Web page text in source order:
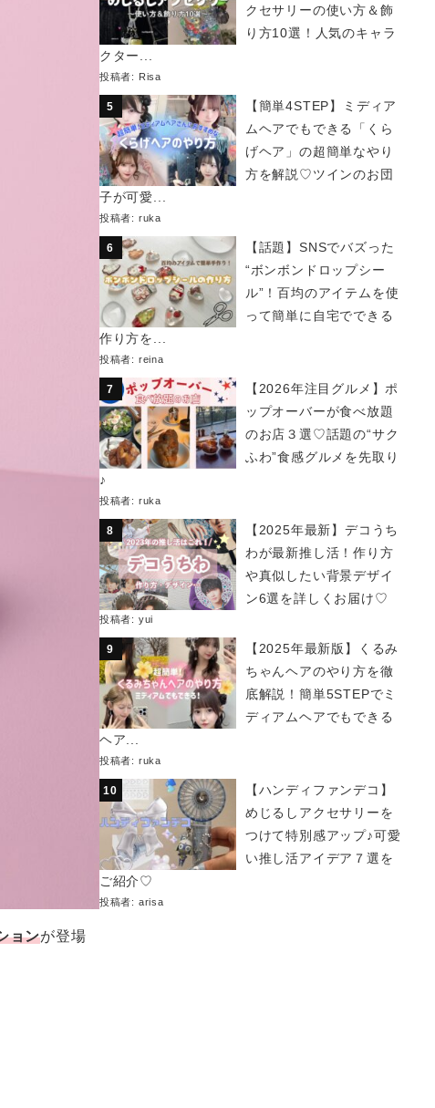
ョンが登場
クセサリーの使い方＆飾
り方10選！人気のキャラ
クター...
投稿者: Risa
【簡単4STEP】ミディア
ムヘアでもできる「くら
げヘア」の超簡単なやり
方を解説♡ツインのお団
子が可愛...
投稿者: ruka
【話題】SNSでバズった
“ボンボンドロップシー
ル”！百均のアイテムを使
って簡単に自宅でできる
作り方を...
投稿者: reina
【2026年注目グルメ】ポ
ップオーバーが食べ放題
のお店３選♡話題の“サク
ふわ”食感グルメを先取り
♪
投稿者: ruka
【2025年最新】デコうち
わが最新推し活！作り方
や真似したい背景デザイ
ン6選を詳しくお届け♡
投稿者: yui
【2025年最新版】くるみ
ちゃんヘアのやり方を徹
底解説！簡単5STEPでミ
ディアムヘアでもできる
ヘア...
投稿者: ruka
【ハンディファンデコ】
めじるしアクセサリーを
つけて特別感アップ♪可愛
い推し活アイデア７選を
ご紹介♡
投稿者: arisa